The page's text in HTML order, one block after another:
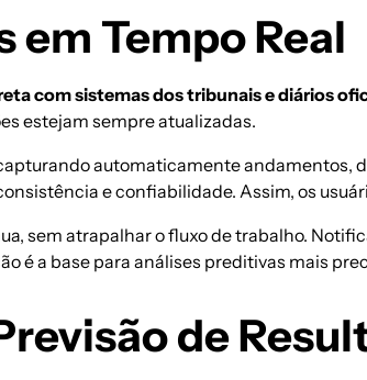
em Tempo Real
com sistemas dos tribunais e diários
estejam sempre atualizadas.
automaticamente andamentos,
e confiabilidade. Assim, os
sem atrapalhar o fluxo de trabalho.
é a base para análises preditivas mais
de